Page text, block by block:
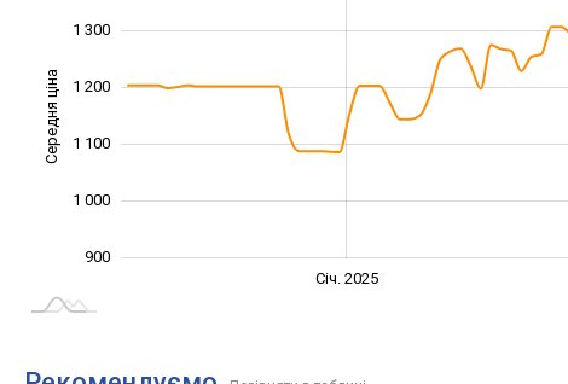
Середня ціна
900
1 000
1 100
1 200
1 300
Січ. 2025